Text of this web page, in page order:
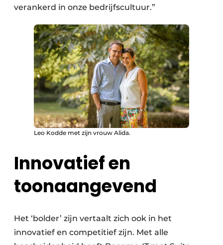
verankerd in onze bedrijfscultuur.”
Leo Kodde met zijn vrouw Alida.
Innovatief en
toonaangevend
Het ‘bolder’ zijn vertaalt zich ook in het
innovatief en competitief zijn. Met alle